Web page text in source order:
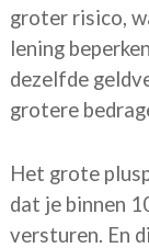
groter risico,
lening
dezelfde
grotere
Het grote
dat je binnen
versturen. En